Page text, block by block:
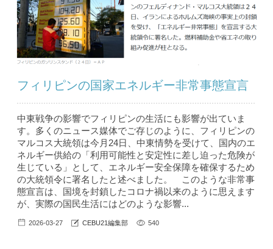
フィリピンの国家エネルギー非常事態宣言
中東戦争の影響でフィリピンの生活にも影響が出ていま
す。多くのニュース媒体でご存じのように、フィリピンの
マルコス大統領は今月24日、中東情勢を受けて、国内のエ
ネルギー供給の「利用可能性と安定性に差し迫った危険が
生じている」として、エネルギー安全保障を確保するため
の大統領令に署名したと述べました。 このような非常事
態宣言は、国境を封鎖したコロナ禍以来のように思えます
が、実際の国民生活にはどのような影響...
2026-03-27 CEBU21編集部 540